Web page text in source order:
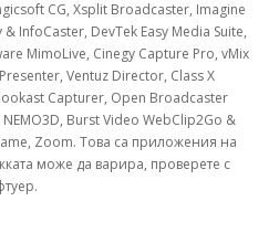
CG, Xsplit Broadcaster, Imagine
InfoCaster, DevTek Easy Media Suite,
MimoLive, Cinegy Capture Pro, vMix
Ventuz Director, Class X
Capturer, Open Broadcaster
Burst Video WebClip2Go &
Zoom. Това са приложения на
може да варира, проверете с